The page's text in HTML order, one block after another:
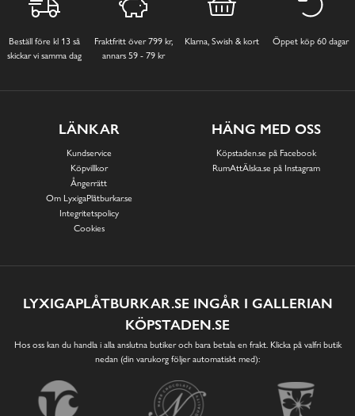
Beställ före kl 13 så
skickar vi samma dag
Fraktfritt över 799 kr,
annars 59 - 79 kr
Klarna, Swish & kort Öppet köp 60 dagar
LÄNKAR
Kundservice
Köpvillkor
Ångerrätt
Om LyxigaPlåtburkar.se
Integritetspolicy
Cookies
HÄNG MED OSS
Köpstaden.se på Facebook
RumAttÄlska.se på Instagram
LYXIGAPLÅTBURKAR.SE INGÅR I GALLERIAN
KÖPSTADEN.SE
Hos oss kan du handla i alla anslutna butiker och bara betala en frakt. Klicka på valfri butik
nedan (din varukorg följer automatiskt med):